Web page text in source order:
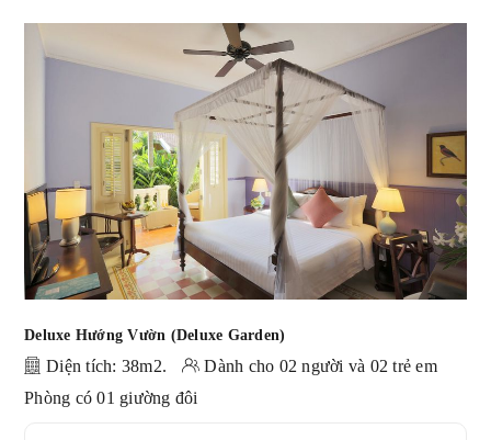
Deluxe Hướng Vườn (Deluxe Garden)
Diện tích: 38m2.
Dành cho 02 người và 02 trẻ em
Phòng có 01 giường đôi